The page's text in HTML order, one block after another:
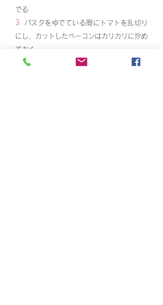
でる
3 パスタをゆでている間にトマトを乱切り
にし、
カットしたベーコンはカリカリに炒め
ておく
パスタが熱いうちにマリネ液とあえベ